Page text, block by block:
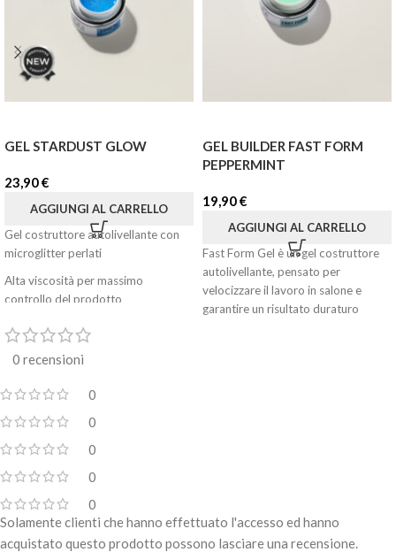
GEL STARDUST GLOW
23,90€
AGGIUNGI AL CARRELLO
Gel costruttore autolivellante con
microglitter perlati
Alta viscosità per massimo
controllo del prodotto
Nuova formula potenziata e
performante
Effetto perlato luminoso che cambia
con la luce
Polimerizzazione LED 48W – 90
e rinforzo strutturale
Allungamenti medi ed estremi
GEL BUILDER FAST FORM
PEPPERMINT
19,90€
AGGIUNGI AL CARRELLO
Fast Form Gel è un gel costruttore
autolivellante, pensato per
velocizzare il lavoro in salone e
garantire un risultato duraturo
0 recensioni
0
0
0
0
0
Solamente clienti che hanno effettuato l'accesso ed hanno
acquistato questo prodotto possono lasciare una recensione.